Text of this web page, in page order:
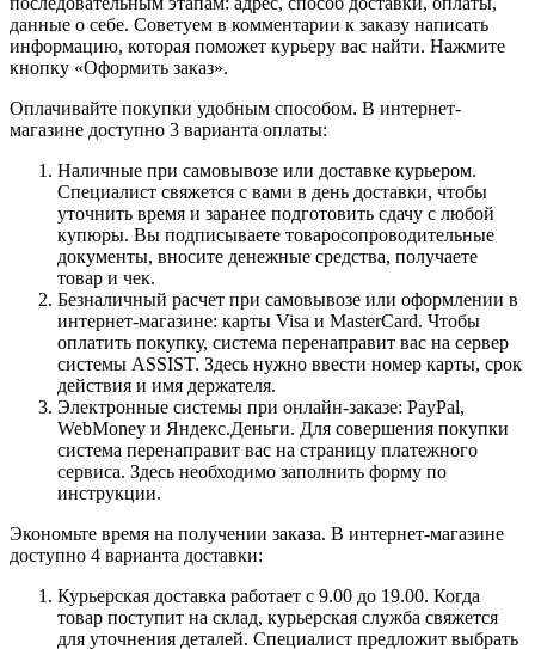
данные о себе. Советуем в комментарии к заказу написать
информацию, которая поможет курьеру вас найти. Нажмите
кнопку «Оформить заказ».
Оплачивайте покупки удобным способом. В интернет-
магазине доступно 3 варианта оплаты:
Наличные при самовывозе или доставке курьером.
Специалист свяжется с вами в день доставки, чтобы
уточнить время и заранее подготовить сдачу с любой
купюры. Вы подписываете товаросопроводительные
документы, вносите денежные средства, получаете
товар и чек.
Безналичный расчет при самовывозе или оформлении в
интернет-магазине: карты Visa и MasterCard. Чтобы
оплатить покупку, система перенаправит вас на сервер
системы ASSIST. Здесь нужно ввести номер карты, срок
действия и имя держателя.
Электронные системы при онлайн-заказе: PayPal,
WebMoney и Яндекс.Деньги. Для совершения покупки
система перенаправит вас на страницу платежного
сервиса. Здесь необходимо заполнить форму по
инструкции.
Экономьте время на получении заказа. В интернет-магазине
доступно 4 варианта доставки:
Курьерская доставка работает с 9.00 до 19.00. Когда
товар поступит на склад, курьерская служба свяжется
для уточнения деталей. Специалист предложит выбрать